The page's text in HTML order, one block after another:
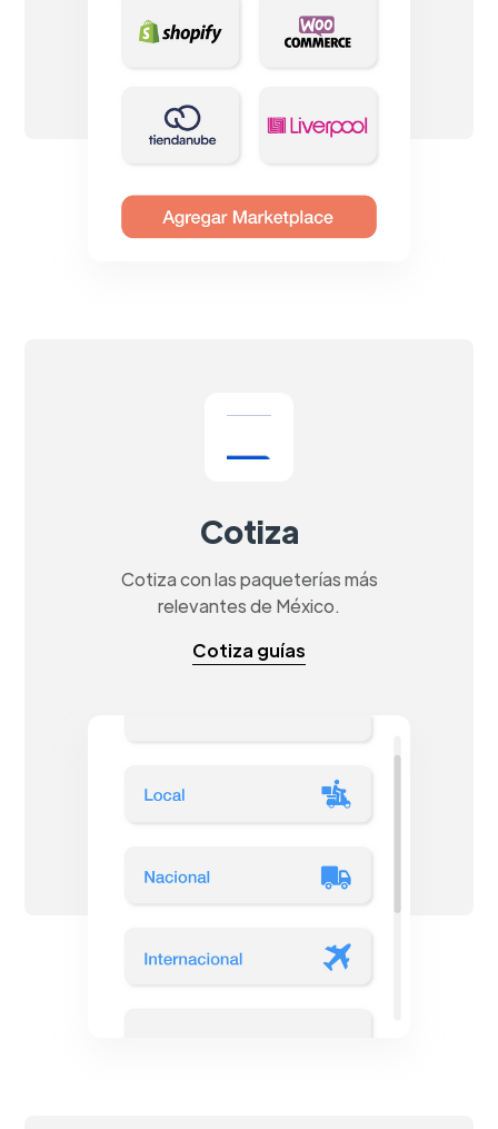
Cotiza
Cotiza con las paqueterías más
relevantes de México.
Cotiza guías